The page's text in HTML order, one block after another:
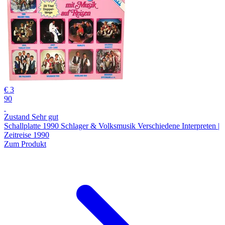
€ 3
90
Zustand Sehr gut
Schallplatte 1990 Schlager & Volksmusik Verschiedene Interpreten |
Zeitreise 1990
Zum Produkt